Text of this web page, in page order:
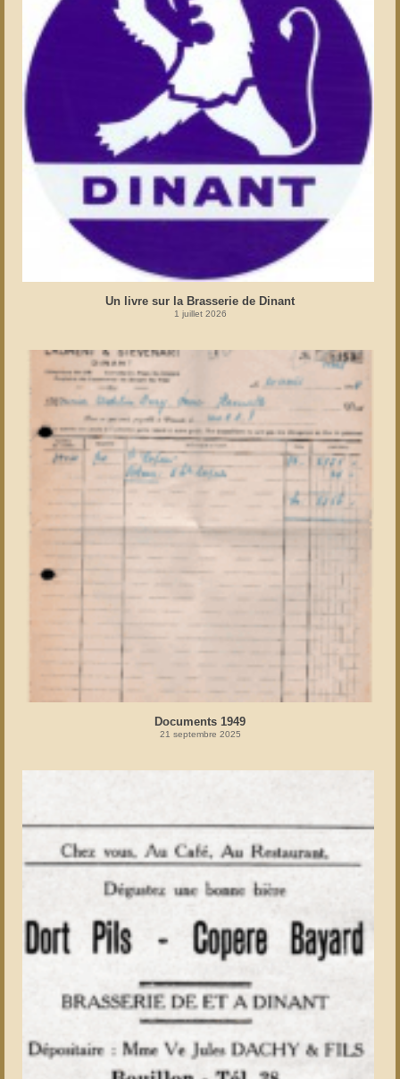
Un livre sur la Brasserie de Dinant
1 juillet 2026
Documents 1949
21 septembre 2025